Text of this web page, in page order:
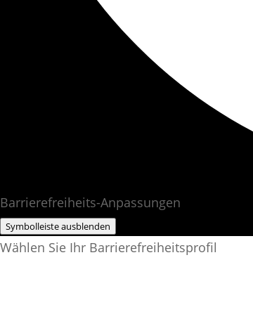
Barrierefreiheits-Anpassungen
Symbolleiste ausblenden
Wählen Sie Ihr Barrierefreiheitsprofil